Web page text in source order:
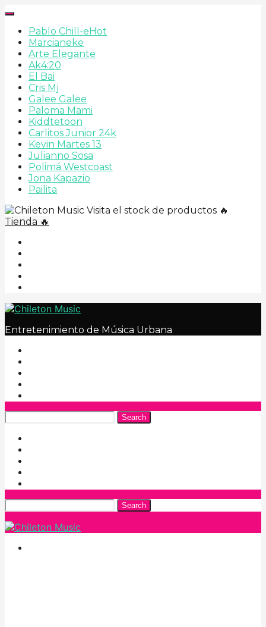
Pablo Chill-eHot
Marcianeke
Arte Elegante
Ak4:20
El Bai
Cris Mj
Galee Galee
Paloma Mami
Kiddtetoon
Carlitos Junior 24k
Kevin Martes 13
Julianno Sosa
Polimá Westcoast
Jona Kapazio
Pailita
Visita el stock de productos 🔥
Tienda 🔥
Entretenimiento de Música Urbana
Search
Search